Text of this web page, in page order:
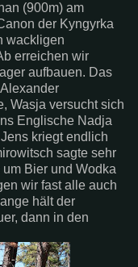
(900m) am
der Kyngyrka
wackligen
erreichen wir
aufbauen. Das
Wasja versucht sich
Englische Nadja
kriegt endlich
sagte sehr
Bier und Wodka
wir fast alle auch
hält der
dann in den